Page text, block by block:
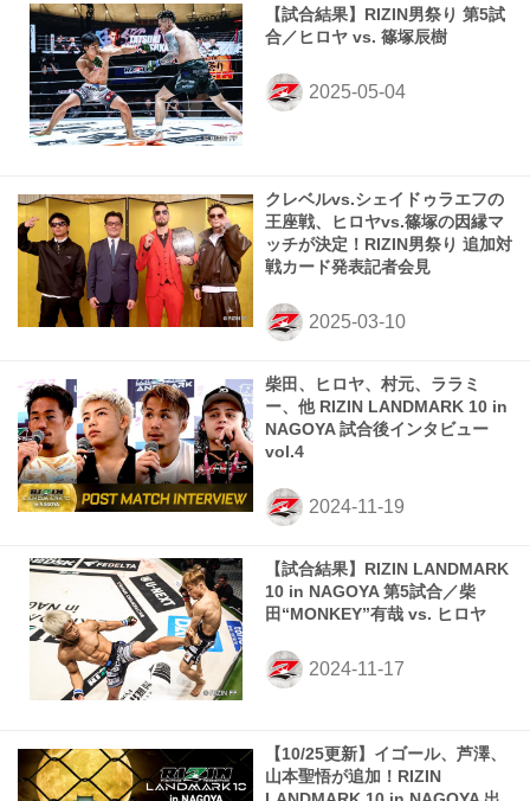
【試合結果】RIZIN男祭り 第5試
合／ヒロヤ vs. 篠塚辰樹
クレベルvs.シェイドゥラエフの
王座戦、ヒロヤvs.篠塚の因縁マ
ッチが決定！RIZIN男祭り 追加対
戦カード発表記者会見
柴田、ヒロヤ、村元、ララミ
ー、他 RIZIN LANDMARK 10 in
NAGOYA 試合後インタビュー
vol.4
【試合結果】RIZIN LANDMARK
10 in NAGOYA 第5試合／柴
田“MONKEY”有哉 vs. ヒロヤ
【10/25更新】イゴール、芦澤、
山本聖悟が追加！RIZIN